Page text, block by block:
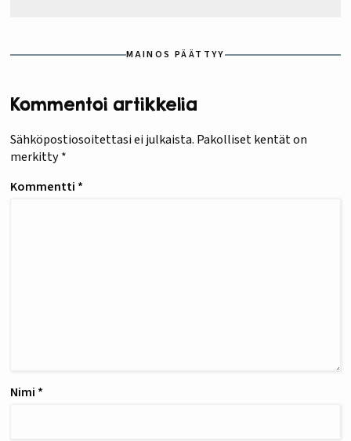
MAINOS PÄÄTTYY
Kommentoi artikkelia
Sähköpostiosoitettasi ei julkaista. Pakolliset kentät on
merkitty*
Kommentti *
Nimi *